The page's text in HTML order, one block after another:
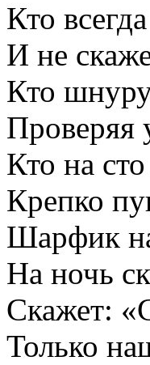
Кто
И не
Кто
Проверяя
Кто на
Крепко
Шарфик
На ночь
Скажет:
Только